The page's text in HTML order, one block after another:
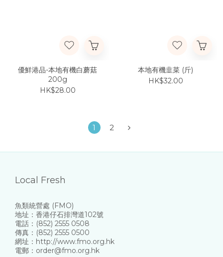
優鮮港品-本地有機白蘑菇
200g
HK$28.00
本地有機韭菜 (斤)
HK$32.00
1 2
Local Fresh
魚類統營處 (FMO)
地址：香港仔石排灣道102號
電話：(852) 2555 0508
傳真：(852) 2555 0500
網址：http://www.fmo.org.hk
電郵：order@fmo.org.hk